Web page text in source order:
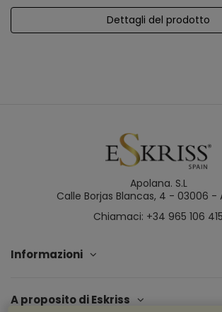
Dettagli del prodotto
Apolana. S.L
Calle Borjas Blancas, 4 - 03006 -
Chiamaci: +34 965 106 415
Informazioni
A proposito di Eskriss